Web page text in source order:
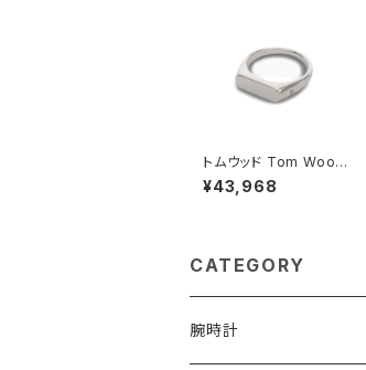
トムウッド Tom Wood
Knut Ring リング 100
572-50 シルバー
¥43,968
CATEGORY
腕時計